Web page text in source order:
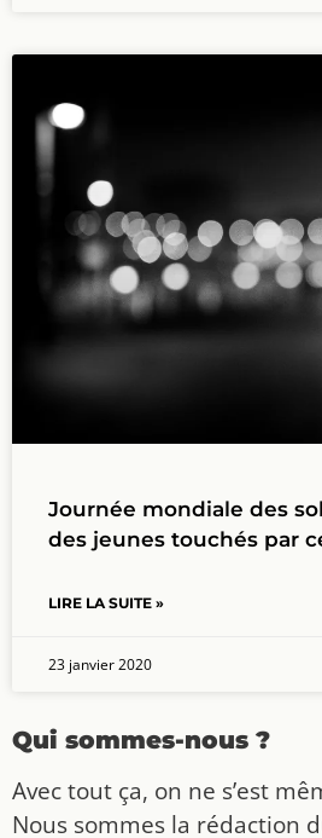
Journée mondiale des
des jeunes touchés par
LIRE LA SUITE »
23 janvier 2020
Qui sommes-nous ?
Avec tout ça, on ne s’est
Nous sommes la rédaction